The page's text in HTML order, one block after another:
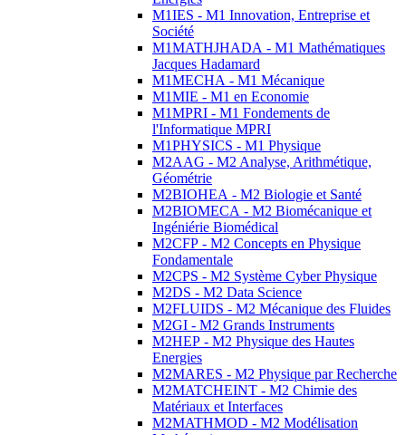
M1IES - M1 Innovation, Entreprise et
Société
M1MATHJHADA - M1 Mathématiques
Jacques Hadamard
M1MECHA - M1 Mécanique
M1MIE - M1 en Economie
M1MPRI - M1 Fondements de
l'Informatique MPRI
M1PHYSICS - M1 Physique
M2AAG - M2 Analyse, Arithmétique,
Géométrie
M2BIOHEA - M2 Biologie et Santé
M2BIOMECA - M2 Biomécanique et
Ingéniérie Biomédical
M2CFP - M2 Concepts en Physique
Fondamentale
M2CPS - M2 Système Cyber Physique
M2DS - M2 Data Science
M2FLUIDS - M2 Mécanique des Fluides
M2GI - M2 Grands Instruments
M2HEP - M2 Physique des Hautes
Energies
M2MARES - M2 Physique par Recherche
M2MATCHEINT - M2 Chimie des
Matériaux et Interfaces
M2MATHMOD - M2 Modélisation